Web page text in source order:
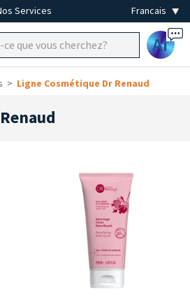
Services
Ai
Ligne Cosmétique Dr Renaud